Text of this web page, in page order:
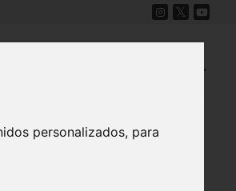
personalizados, para